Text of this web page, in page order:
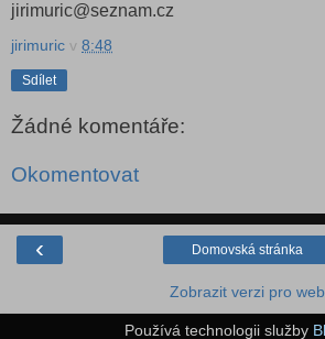
jirimuric@seznam.cz
jirimuric v 8:48
Sdílet
Žádné komentáře:
Okomentovat
‹ Domovská stránka
Zobrazit verzi pro web
Používá technologii služby